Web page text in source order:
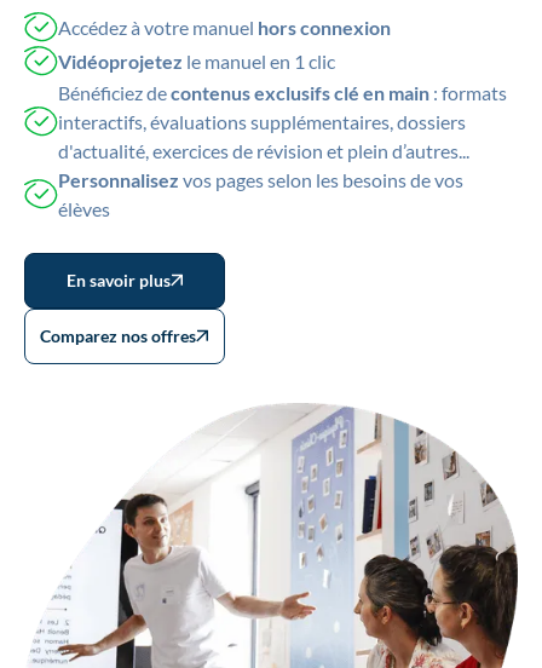
Accédez à votre manuel hors connexion
Vidéoprojetez le manuel en 1 clic
Bénéficiez decontenus exclusifs clé en main : formats
interactifs, évaluations supplémentaires, dossiers
d'actualité, exercices de révision et plein d’autres...
Personnalisez vos pages selon les besoins de vos
élèves
En savoir plus
Comparez nos offres